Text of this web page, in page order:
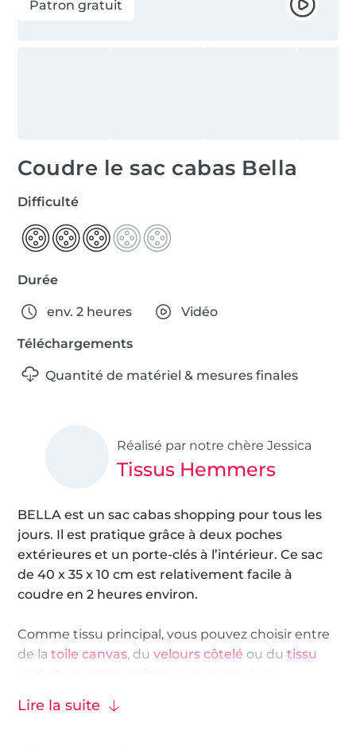
Patron gratuit
Coudre le sac cabas Bella
Difficulté
Durée
env. 2 heures Vidéo
Téléchargements
Quantité de matériel & mesures finales
Réalisé par notre chère Jessica
Tissus Hemmers
BELLA est un sac cabas shopping pour tous les
jours. Il est pratique grâce à deux poches
extérieures et un porte-clés à l’intérieur. Ce sac
de 40 x 35 x 10 cm est relativement facile à
coudre en 2 heures environ.
Comme tissu principal, vous pouvez choisir entre
de latoile canvas, duvelours côtelé ou dutissu
enduit en coton
trouverez d’autres tissus adaptés, robustes et
Lire la suite